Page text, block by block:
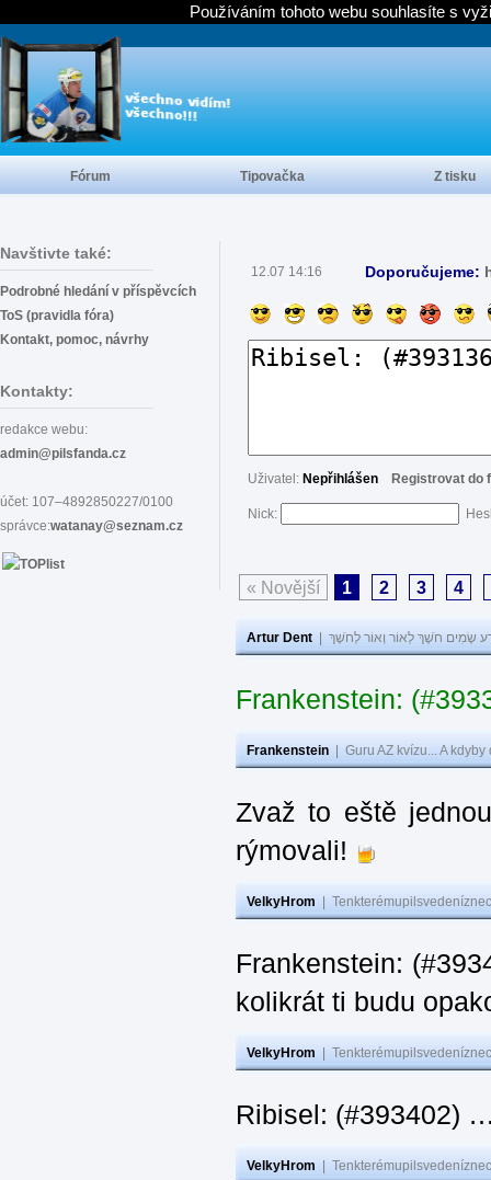
Navštivte také:
Podrobné hledání v příspěvcích
ToS (pravidla fóra)
Kontakt, pomoc, návrhy
Kontakty:
redakce webu:
admin@pilsfanda.cz
účet: 107–4892850227/0100
správce:watanay@seznam.cz
12.07 14:16 Doporučujeme:
Uživatel: Nepřihlášen Registrovat do
Nick:
« Novější 1 2 3 4
Artur Dent שָׂמִים חֹשֶׁךְ לְאוֹר וְאוֹר לְחֹשֶׁךְ
Frankenstein:
Frankenstein Guru AZ kvízu... A
Zvaž to eště
rýmovali!
VelkyHrom
Frankenstein:
kolikrát ti budu
VelkyHrom
Ribisel: (#393402)
VelkyHrom
Fórum Tipovačka Z tisku
Používáním tohoto webu souhlasíte s